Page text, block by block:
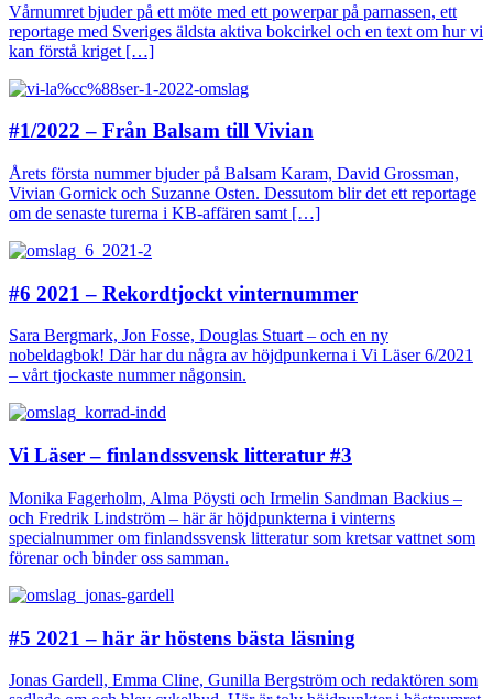
Vårnumret bjuder på ett möte med ett powerpar på parnassen, ett
reportage med Sveriges äldsta aktiva bokcirkel och en text om hur vi
kan förstå kriget […]
#1/2022 – Från Balsam till Vivian
Årets första nummer bjuder på Balsam Karam, David Grossman,
Vivian Gornick och Suzanne Osten. Dessutom blir det ett reportage
om de senaste turerna i KB-affären samt […]
#6 2021 – Rekordtjockt vinternummer
Sara Bergmark, Jon Fosse, Douglas Stuart – och en ny
nobeldagbok! Där har du några av höjdpunkerna i Vi Läser 6/2021
– vårt tjockaste nummer någonsin.
Vi Läser – finlandssvensk litteratur #3
Monika Fagerholm, Alma Pöysti och Irmelin Sandman Backius –
och Fredrik Lindström – här är höjdpunkterna i vinterns
specialnummer om finlandssvensk litteratur som kretsar vattnet som
förenar och binder oss samman.
#5 2021 – här är höstens bästa läsning
Jonas Gardell, Emma Cline, Gunilla Bergström och redaktören som